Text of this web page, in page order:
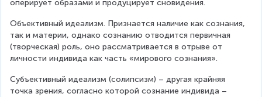
оперирует образами и продуцирует сновидения.
Объективный идеализм. Признается наличие как сознания,
так и материи, однако сознанию отводится первичная
(творческая) роль, оно рассматривается в отрыве от
личности индивида как часть «мирового сознания».
Субъективный идеализм (солипсизм) – другая крайняя
точка зрения, согласно которой сознание индивида –